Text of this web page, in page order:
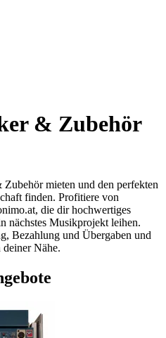
& Zubehör
mieten und den perfekten
finden. Profitiere von
die dir hochwertiges
nächstes Musikprojekt leihen.
Bezahlung und Übergaben und
Nähe.